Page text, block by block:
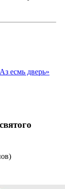
есмь дверь»